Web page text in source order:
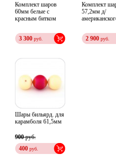
Комплект шаров
60мм белые с
красным битком
3 300 руб.
Комплект
57,2мм д/
2 900 руб.
Шары бильярд. для
карамболя 61,5мм
900руб.
400 руб.